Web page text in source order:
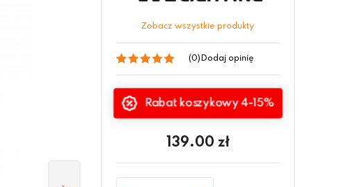
Zobacz wszystkie produkty
(0) Dodaj opinię
Rabat koszykowy 4-15%
139.00 zł